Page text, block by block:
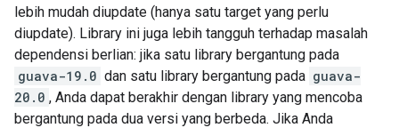
lebih mudah diupdate (hanya satu target yang perlu
diupdate). Library ini juga lebih tangguh terhadap masalah
dependensi berlian: jika satu library bergantung pada
guava-19.0 dan satu library bergantung pada guava-
20.0 , Anda dapat berakhir dengan library yang mencoba
bergantung pada dua versi yang berbeda. Jika Anda